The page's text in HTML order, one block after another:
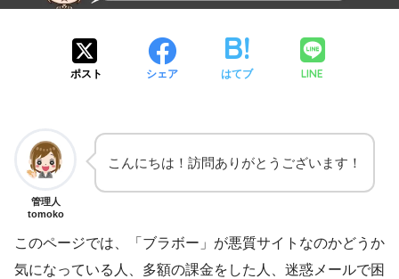
ポスト シェア はてブ LINE
管理人
tomoko
こんにちは！訪問ありがとうございます！
このページでは、「ブラボー」が悪質サイトなのかどうか
気になっている人、多額の課金をした人、迷惑メールで困